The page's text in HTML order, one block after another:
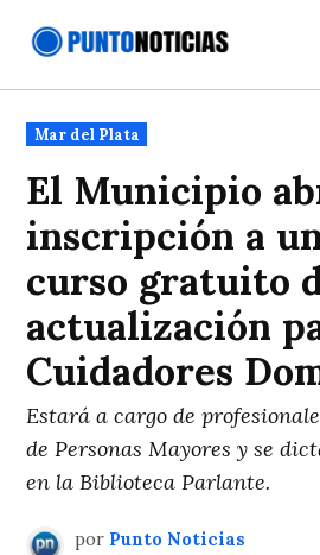
Publicado
en
Mar del Plata
El Municipio
inscripción a
curso gratuito
actualización
Cuidadores
Estará a cargo de
de Personas Mayores y se
en la Biblioteca Parlante.
por Punto Noticias